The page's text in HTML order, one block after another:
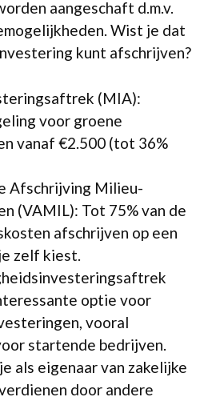
aangeschaft d.m.v.
Wist je dat
kunt afschrijven?
(MIA):
voor groene
vanaf €2.500 (tot 36%
Afschrijving Milieu-
(VAMIL): Tot 75% van de
afschrijven op een
zelf kiest.
optie voor
vooral
startende bedrijven.
als eigenaar van zakelijke
door andere